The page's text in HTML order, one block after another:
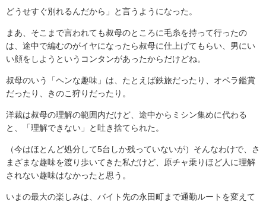
どうせすぐ別れるんだから」と言うようになった。
まあ、そこまで言われても叔母のところに毛糸を持って行ったの
は、途中で編むのがイヤになったら叔母に仕上げてもらい、男にい
い顔をしようというコンタンがあったからだけどね。
叔母のいう「ヘンな趣味」は、たとえば鉄旅だったり、オペラ鑑賞
だったり、きのこ狩りだったり。
洋裁は叔母の理解の範囲内だけど、途中からミシン集めに代わる
と、「理解できない」と吐き捨てられた。
（今はほとんど処分して5台しか残っていないが）そんなわけで、さ
まざまな趣味を渡り歩いてきた私だけど、原チャ乗りほど人に理解
されない趣味はなかったと思う。
いまの最大の楽しみは、バイト先の永田町まで通勤ルートを変えて